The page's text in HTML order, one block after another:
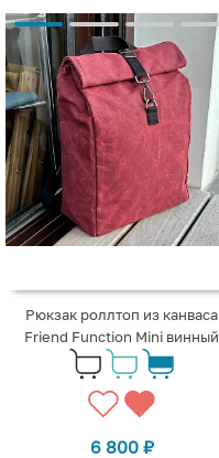
Рюкзак роллтоп из канваса
Friend Function Mini винный
6 800 ₽